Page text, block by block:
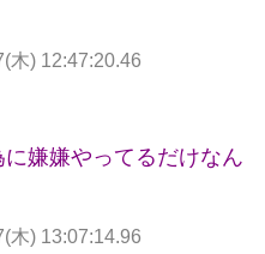
木) 12:47:20.46
嫌嫌やってるだけなん
木) 13:07:14.96